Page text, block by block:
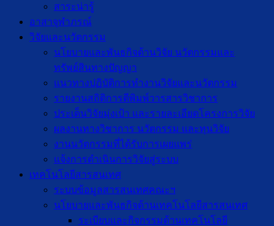
สาระน่ารู้
อาสาจุฬาภรณ์
วิจัยและนวัตกรรม
นโยบายและพันธกิจด้านวิจัย นวัตกรรมและ
ทรัพย์สินทางปัญญา
แนวทางปฏิบัติการทำงานวิจัยและนวัตกรรม
รายงานสถิติการตีพิมพ์วารสารวิชาการ
ประเด็นวิจัยมุ่งเป้า และรายละเอียดโครงการวิจัย
ผลงานทางวิชาการ นวัตกรรม และทุนวิจัย
งานนวัตกรรมที่ได้รับการเผยแพร่
แจ้งการดำเนินการวิจัยสู่ระบบ
เทคโนโลยีสารสนเทศ
ระบบข้อมูลสารสนเทศคณะฯ
นโยบายและพันธกิจด้านเทคโนโลยีสารสนเทศ
ระเบียบและกิจกรรมด้านเทคโนโลยี